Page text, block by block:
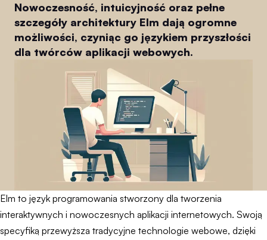
Nowoczesność, intuicyjność oraz pełne
szczegóły architektury Elm dają ogromne
możliwości, czyniąc go językiem przyszłości
dla twórców aplikacji webowych.
Elm to język programowania stworzony dla tworzenia
interaktywnych i nowoczesnych aplikacji internetowych. Swoją
specyfiką przewyższa tradycyjne technologie webowe, dzięki